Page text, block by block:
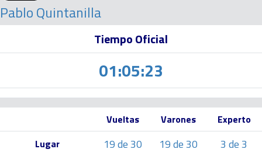
Pablo Quintanilla
Tiempo Oficial
01:05:23
Vueltas Varones
Experto
Lugar
19 de 30 19 de 30 3 de 3